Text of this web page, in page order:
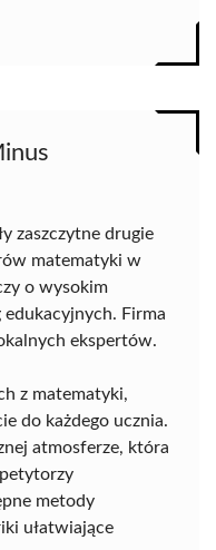
zaszczytne drugie
matematyki w
o wysokim
Firma
ekspertów.
z matematyki,
do każdego ucznia.
atmosferze, która
metody
ułatwiające